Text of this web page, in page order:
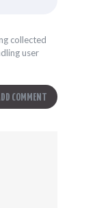
collected
user